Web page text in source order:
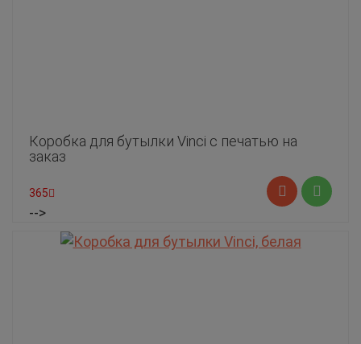
Коробка для бутылки Vinci с печатью на
заказ
365
-->